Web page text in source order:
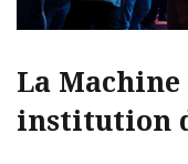
La
institution